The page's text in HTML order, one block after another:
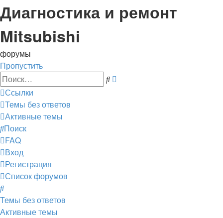
Диагностика и ремонт
Mitsubishi
форумы
Пропустить
Поиск
Ссылки
Темы без ответов
Активные темы
Поиск
FAQ
Вход
Регистрация
Список форумов
Поиск
Темы без ответов
Активные темы